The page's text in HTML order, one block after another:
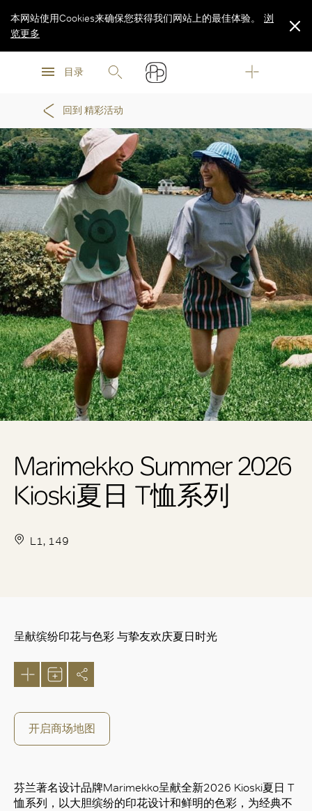
浏
目录
本网站使用Cookies来确保您获得我们网站上的最佳体验。
浏
览更多
回到 精彩活动
Marimekko Summer 2026
Kioski夏日 T恤系列
L1, 149
呈献缤纷印花与色彩 与挚友欢庆夏日时光
开启商场地图
芬兰著名设计品牌Marimekko呈献全新2026 Kioski夏日 T
恤系列，以大胆缤纷的印花设计和鲜明的色彩，为经典不